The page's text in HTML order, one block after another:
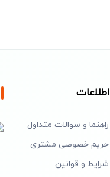
اطلاعات
راهنما و سوالات متداول
حریم خصوصی مشتری
شرایط و قوانین